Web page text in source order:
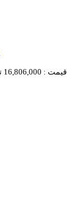
قیمت : 16,806,000 تومان